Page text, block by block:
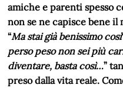
amiche e parenti spesso
non se ne capisce bene il
“Ma stai già benissimo così
perso peso non sei più
diventare, basta così…”
preso dalla vita reale.